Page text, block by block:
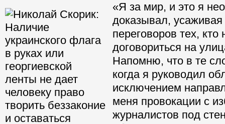
«Я за мир, и это я
доказывал, усаживая
переговоров тех, кто
договориться на
Напомню, что в те
когда я руководил
исключением
меня провокации с
журналистов под